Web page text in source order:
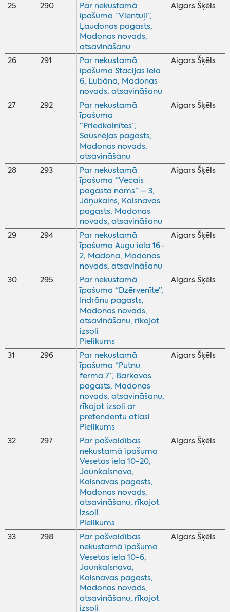
25 290
Par nekustamā
īpašuma “Vientuļi”,
Ļaudonas pagasts,
Madonas novads,
atsavināšanu
Aigars Šķēls
26 291
Par nekustamā
īpašuma Stacijas iela
6, Lubāna, Madonas
novads, atsavināšanu
Aigars Šķēls
27 292
Par nekustamā
īpašuma
“Priedkalnītes”,
Sausnējas pagasts,
Madonas novads,
atsavināšanu
Aigars Šķēls
28 293
Par nekustamā
īpašuma “Vecais
pagasta nams” – 3,
Jāņukalns, Kalsnavas
pagasts, Madonas
novads, atsavināšanu
Aigars Šķēls
29 294
Par nekustamā
īpašuma Augu iela 16-
2, Madona, Madonas
novads, atsavināšanu
Aigars Šķēls
30 295
Par nekustamā
īpašuma “Dzērvenīte”,
Indrānu pagasts,
Madonas novads,
atsavināšanu, rīkojot
izsoli
Pielikums
Aigars Šķēls
31 296
Par nekustamā
īpašuma “Putnu
ferma 7”, Barkavas
pagasts, Madonas
novads, atsavināšanu,
rīkojot izsoli ar
pretendentu atlasi
Pielikums
Aigars Šķēls
32 297
Par pašvaldības
nekustamā īpašuma
Vesetas iela 10-20,
Jaunkalsnava,
Kalsnavas pagasts,
Madonas novads,
atsavināšanu, rīkojot
izsoli
Pielikums
Aigars Šķēls
33 298
Par pašvaldības
nekustamā īpašuma
Vesetas iela 10-6,
Jaunkalsnava,
Kalsnavas pagasts,
Madonas novads,
atsavināšanu, rīkojot
izsoli
Aigars Šķēls